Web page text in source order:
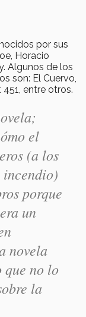
por sus
Horacio
Algunos de los
son: El Cuervo,
entre otros.
el
(a los
porque
un
novela
que no lo
la